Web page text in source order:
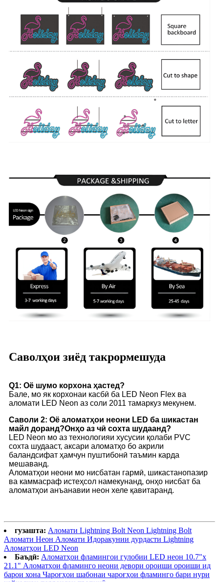
Саволҳои зиёд такрормешуда
Q1: Оё шумо корхона ҳастед?
Бале, мо як корхонаи касбӣ ба LED Neon Flex ва
аломати LED Neon аз соли 2011 тамаркуз мекунем.
Саволи 2: Оё аломатҳои неони LED ба шикастан
майл доранд?Онҳо аз чӣ сохта шудаанд?
LED Neon мо аз технологияи хусусии қолаби PVC
сохта шудааст, аксари аломатҳо бо акрили
баландсифат ҳамчун пуштибонӣ таъмин карда
мешаванд.
Аломатҳои неони мо нисбатан гармӣ, шикастанопазир
ва каммасраф истеҳсол намекунанд, онҳо нисбат ба
аломатҳои анъанавии неон хеле қавитаранд.
гузашта: Аломати Lightning Bolt Neon Lightning Bolt
Аломати Неон Аломати Идоракунии дурдасти Lightning
Аломатҳои LED Neon
Баъдӣ: Аломатҳои фламингои гулобии LED неон 10.7"x
21.1" Аломатҳои фламинго неони девори ороиши ороиши ид
барои хона Чароғҳои шабонаи чароғҳои фламинго бари нури